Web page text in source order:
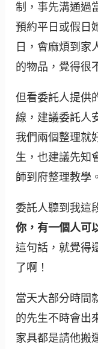
制，事先溝通過
預約平日或假日
日，會麻煩到家
的物品，覺得很
但看委託人提供
線，建議委託人
我們兩個整理就
生，也建議先知
師到府整理教學。
委託人聽到我這
你，有一個人可
這句話，就覺得
了啊！
當天大部分時間
的先生不時會出
家具都是請他搬